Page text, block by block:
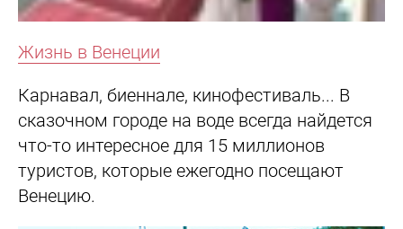
Жизнь в Венеции
Карнавал, биеннале, кинофестиваль... В
сказочном городе на воде всегда найдется
что-то интересное для 15 миллионов
туристов, которые ежегодно посещают
Венецию.